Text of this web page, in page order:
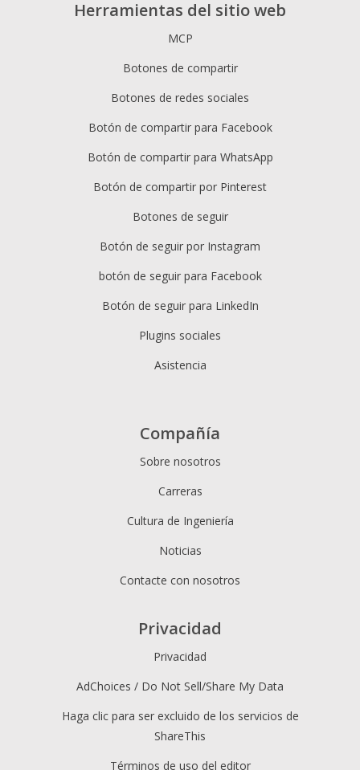
Herramientas del sitio web
MCP
Botones de compartir
Botones de redes sociales
Botón de compartir para Facebook
Botón de compartir para WhatsApp
Botón de compartir por Pinterest
Botones de seguir
Botón de seguir por Instagram
botón de seguir para Facebook
Botón de seguir para LinkedIn
Plugins sociales
Asistencia
Compañía
Sobre nosotros
Carreras
Cultura de Ingeniería
Noticias
Contacte con nosotros
Privacidad
Privacidad
AdChoices / Do Not Sell/Share My Data
Haga clic para ser excluido de los servicios de
ShareThis
Términos de uso del editor